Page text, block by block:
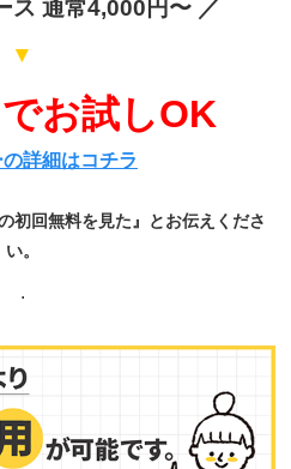
ス 通常4,000円〜 ／
▼
お試しOK
の詳細はコチラ
初回無料を見た』とお伝えくださ
い。
.